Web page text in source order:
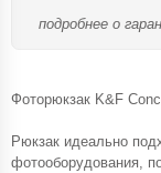
подробнее о
Фоторюкзак K&F
Рюкзак идеально
фотооборудования,